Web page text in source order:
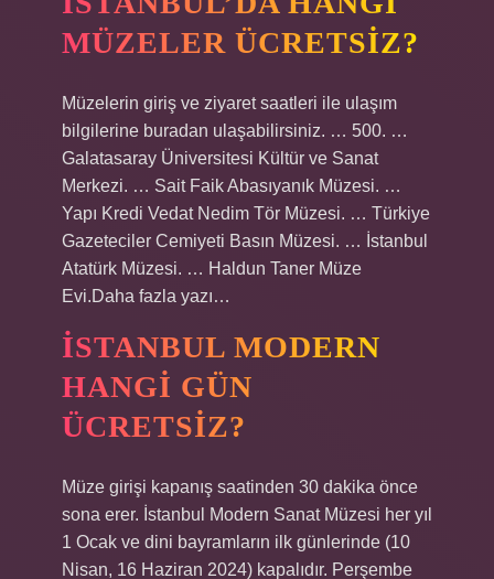
MÜZELER ÜCRETSIZ?
Müzelerin giriş ve ziyaret saatleri ile ulaşım
bilgilerine buradan ulaşabilirsiniz. … 500. …
Galatasaray Üniversitesi Kültür ve Sanat
Merkezi. … Sait Faik Abasıyanık Müzesi. …
Yapı Kredi Vedat Nedim Tör Müzesi. … Türkiye
Gazeteciler Cemiyeti Basın Müzesi. … İstanbul
Atatürk Müzesi. … Haldun Taner Müze
Evi.Daha fazla yazı…
İSTANBUL MODERN
HANGI GÜN
ÜCRETSIZ?
Müze girişi kapanış saatinden 30 dakika önce
sona erer. İstanbul Modern Sanat Müzesi her yıl
1 Ocak ve dini bayramların ilk günlerinde (10
Nisan, 16 Haziran 2024) kapalıdır. Perşembe